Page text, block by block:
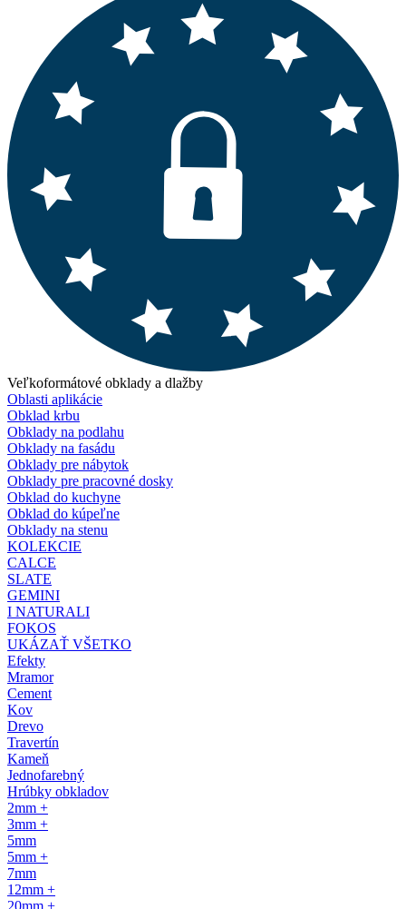
Veľkoformátové obklady a dlažby
Oblasti aplikácie
Obklad krbu
Obklady na podlahu
Obklady na fasádu
Obklady pre nábytok
Obklady pre pracovné dosky
Obklad do kuchyne
Obklad do kúpeľne
Obklady na stenu
KOLEKCIE
CALCE
SLATE
GEMINI
I NATURALI
FOKOS
UKÁZAŤ VŠETKO
Efekty
Mramor
Cement
Kov
Drevo
Travertín
Kameň
Jednofarebný
Hrúbky obkladov
2mm +
3mm +
5mm
5mm +
7mm
12mm +
20mm +